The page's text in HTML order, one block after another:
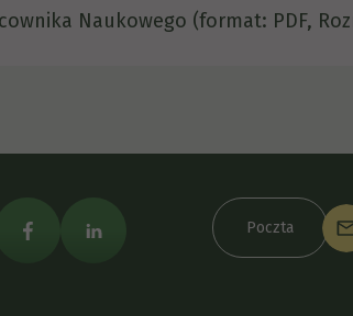
Naukowego (format: PDF,
Poczta